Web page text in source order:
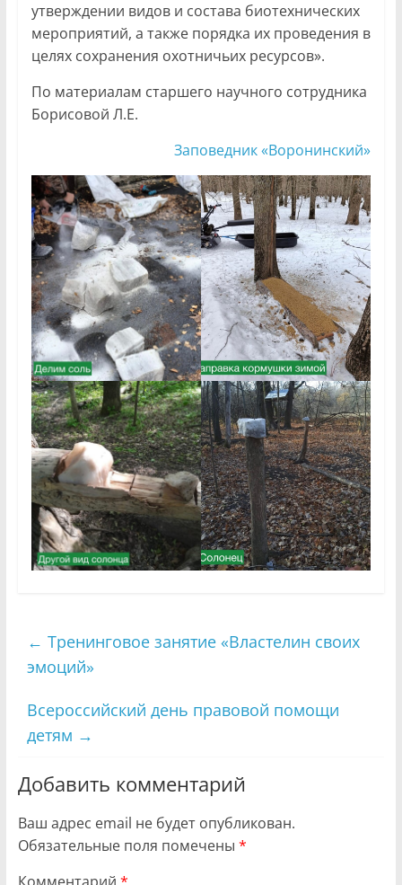
утверждении видов и состава биотехнических
мероприятий, а также порядка их проведения в
целях сохранения охотничьих ресурсов».
По материалам старшего научного сотрудника
Борисовой Л.Е.
Заповедник «Воронинский»
← Тренинговое занятие «Властелин своих
эмоций»
Всероссийский день правовой помощи
детям →
Добавить комментарий
Ваш адрес email не будет опубликован.
Обязательные поля помечены *
Комментарий *